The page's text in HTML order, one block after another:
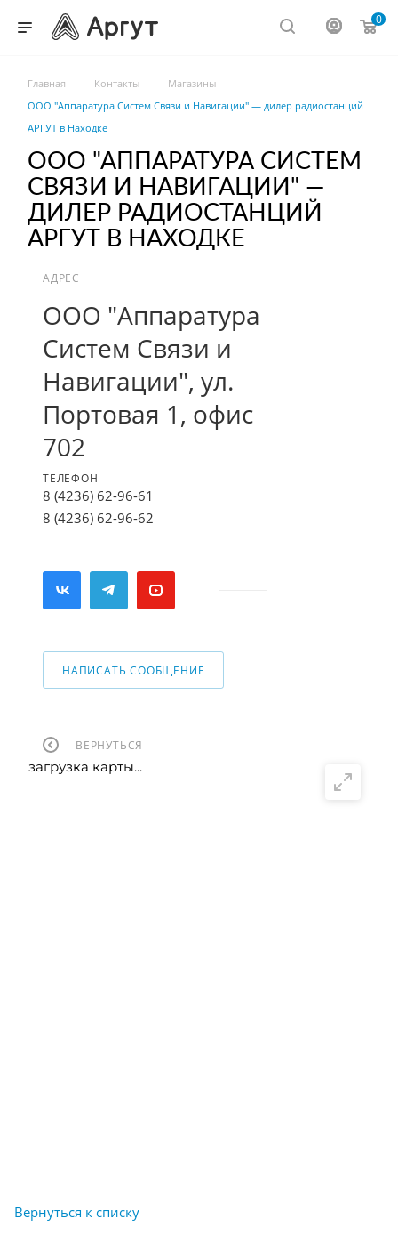
0
Главная — Контакты — Магазины —
ООО "Аппаратура Систем Связи и Навигации" — дилер радиостанций
АРГУТ в Находке
ООО "АППАРАТУРА СИСТЕМ
СВЯЗИ И НАВИГАЦИИ" —
ДИЛЕР РАДИОСТАНЦИЙ
АРГУТ В НАХОДКЕ
АДРЕС
ООО "Аппаратура
Систем Связи и
Навигации", ул.
Портовая 1, офис
702
ТЕЛЕФОН
8 (4236) 62-96-61
8 (4236) 62-96-62
НАПИСАТЬ СООБЩЕНИЕ
ВЕРНУТЬСЯ
загрузка карты...
Вернуться к списку